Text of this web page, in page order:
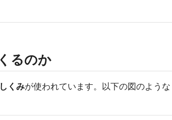
るのか
くみが使われています。以下の図のような